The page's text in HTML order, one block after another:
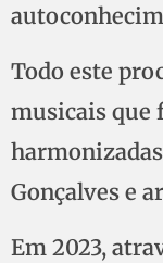
Todo este
musicais que
Gonçalves e
Em 2023,